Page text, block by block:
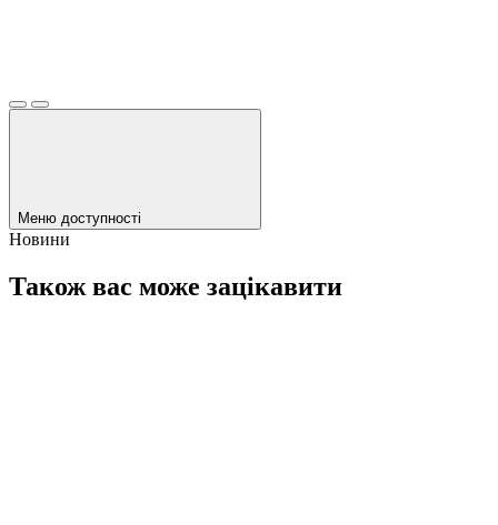
Меню доступності
Новини
Також вас може зацікавити